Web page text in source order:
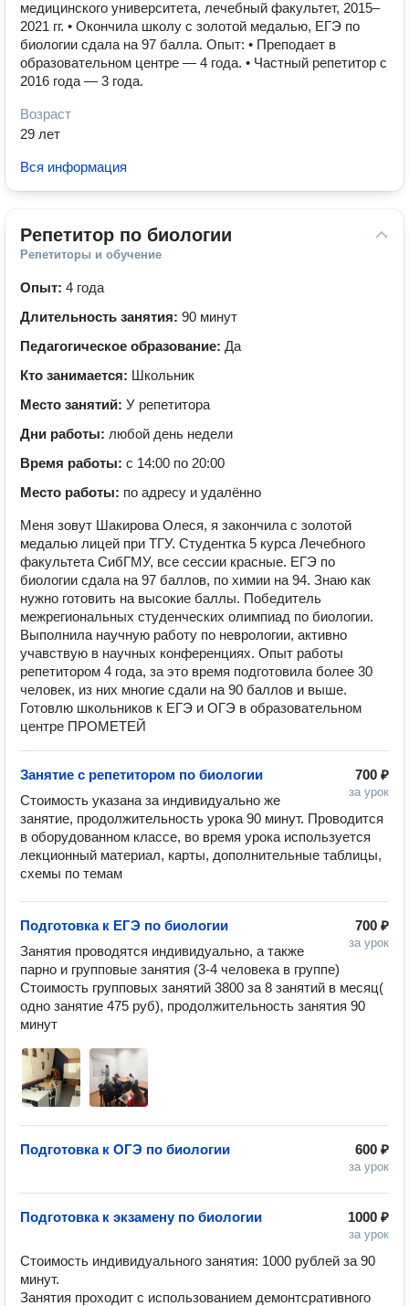
медицинского университета, лечебный факультет, 2015–
2021 гг. • Окончила школу с золотой медалью, ЕГЭ по
биологии сдала на 97 балла. Опыт: • Преподает в
образовательном центре — 4 года. • Частный репетитор с
2016 года — 3 года.
Возраст
29 лет
Вся информация
Репетитор по биологии
Репетиторы и обучение
Опыт: 4 года
Длительность занятия: 90 минут
Педагогическое образование: Да
Кто занимается: Школьник
Место занятий: У репетитора
Дни работы: любой день недели
Время работы: с 14:00 по 20:00
Место работы: по адресу и удалённо
Меня зовут Шакирова Олеся, я закончила с золотой
медалью лицей при ТГУ. Студентка 5 курса Лечебного
факультета СибГМУ, все сессии красные. ЕГЭ по
биологии сдала на 97 баллов, по химии на 94. Знаю как
нужно готовить на высокие баллы. Победитель
межрегиональных студенческих олимпиад по биологии.
Выполнила научную работу по неврологии, активно
учавствую в научных конференциях. Опыт работы
репетитором 4 года, за это время подготовила более 30
человек, из них многие сдали на 90 баллов и выше.
Готовлю школьников к ЕГЭ и ОГЭ в образовательном
центре ПРОМЕТЕЙ
700 ₽
за урок
Занятие с репетитором по биологии
Стоимость указана за индивидуально же
занятие, продолжительность урока 90 минут. Проводится
в оборудованном классе, во время урока используется
лекционный материал, карты, дополнительные таблицы,
схемы по темам
700 ₽
за урок
Подготовка к ЕГЭ по биологии
Занятия проводятся индивидуально, а также
парно и групповые занятия (3-4 человека в группе)
Стоимость групповых занятий 3800 за 8 занятий в месяц(
одно занятие 475 руб), продолжительность занятия 90
минут
600 ₽
за урок
Подготовка к ОГЭ по биологии
1000 ₽
за урок
Подготовка к экзамену по биологии
Стоимость индивидуального занятия: 1000 рублей за 90
минут.
Занятия проходит с использованием демонтсративного